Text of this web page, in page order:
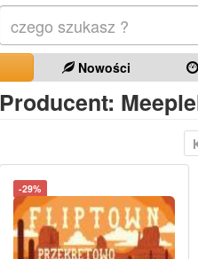
Nowości
Producent:
-29%